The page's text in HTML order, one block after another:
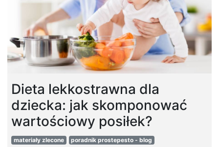
Dieta lekkostrawna dla
dziecka: jak skomponować
wartościowy posiłek?
materiały zlecone
poradnik prostepesto - blog